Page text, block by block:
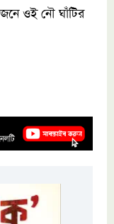
ওই নৌ ঘাঁটির